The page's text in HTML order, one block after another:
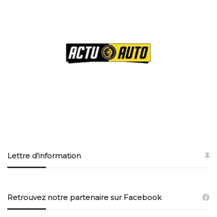
Lettre d’information
Retrouvez notre partenaire sur Facebook